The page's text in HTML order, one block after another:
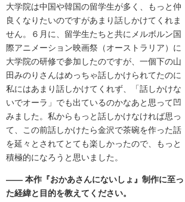
大学院は中国や韓国の留学生が多く、
もっと仲
良くなりたいのですがあまり話しかけてくれま
せん。
６月に、留学生たちと共にメルボルン国
際アニメーション映画祭（オーストラリア）に
大学院の研修で参加したのですが、 一個下の山
田みのりさんはめっちゃ話しかけられてたのに
私にはあ まり話しかけてくれず、「話しかけな
いでオーラ」 でも出ているのかなあと思って凹
みました。 私からもっと話しかけなければ思っ
て、
この前話しかけたら金沢で茶碗を作った話
を延々とされてとても楽 しかったので、もっと
積極的になろうと思いました。
―― 本作『おかあさんにないしょ』制作に至っ
た経緯と目的を教えてください。